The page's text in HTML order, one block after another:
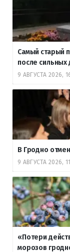
Самый старый
после
9 АВГУСТА 2026,
В Гродно
9 АВГУСТА 2026,
«Потери
морозов